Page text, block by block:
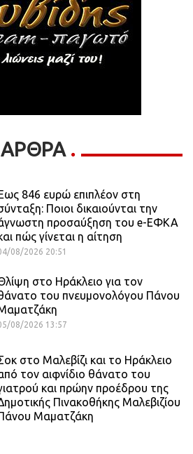
846 ευρώ επιπλέον στη
Ποιοι δικαιούνται την
προσαύξηση του e-ΕΦΚΑ
πώς γίνεται η αίτηση
08/2026 20:51
στο Ηράκλειο για τον
του πνευμονολόγου Πάνου
08/2026 13:57
στο Μαλεβίζι και το Ηράκλειο
τον αιφνίδιο θάνατο του
και πρώην προέδρου της
Πινακοθήκης Μαλεβιζίου
Μαματζάκη